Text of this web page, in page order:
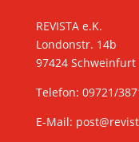
REVISTA e.K.
Londonstr. 14b
97424 Schweinfurt
Telefon: 09721/
E-Mail: